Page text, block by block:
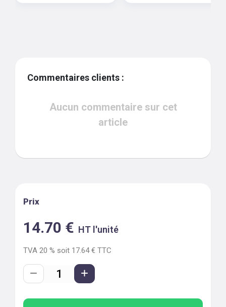
Commentaires clients :
Aucun commentaire sur cet
article
Prix
14.70 € HT l'unité
TVA 20 % soit 17.64 € TTC